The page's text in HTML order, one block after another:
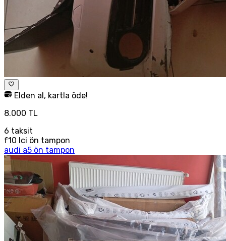
Elden al, kartla öde!
8.000 TL
6 taksit
f10 lci ön tampon
audi a5 ön tampon